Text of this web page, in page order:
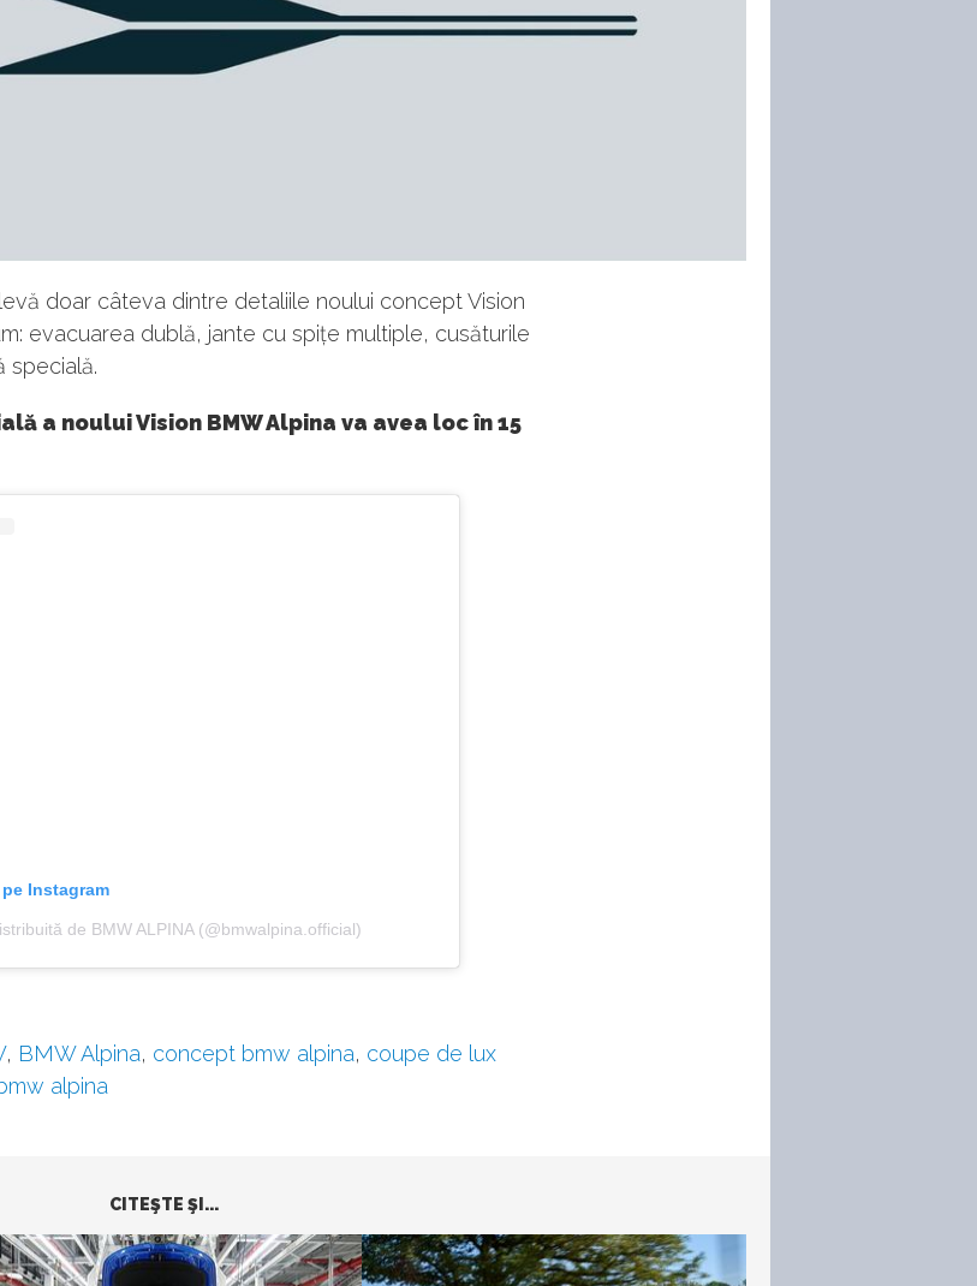
doar câteva dintre detaliile noului concept Vision
evacuarea dublă, jante cu spițe multiple, cusăturile
specială.
a noului Vision BMW Alpina va avea loc în 15
Instagram
de BMW ALPINA (@bmwalpina.official)
, BMW Alpina, concept bmw alpina, coupe de lux
alpina
CITEŞTE ŞI...